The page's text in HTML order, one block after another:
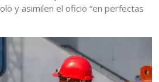
y asimilen el oficio “en perfectas